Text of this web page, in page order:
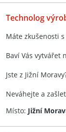
Technolog
Máte zkušenosti
Baví Vás vytvářet
Jste z Jižní
Neváhejte a
Místo: Jižní